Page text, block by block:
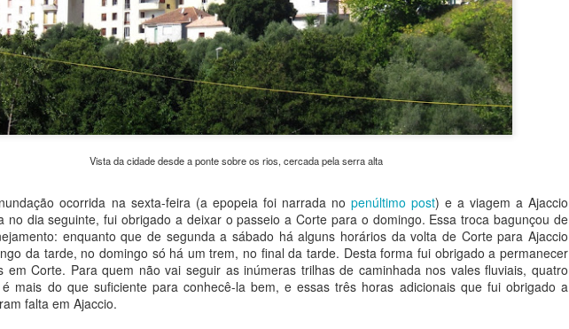
Vista da cidade desde a ponte sobre os rios, cercada pela serra alta
ocorrida na sexta-feira (a epopeia foi narrada no penúltimo post) e a viagem a Ajaccio
no dia seguinte, fui obrigado a deixar o passeio a Corte para o domingo. Essa troca bagunçou de
enquanto que de segunda a sábado há alguns horários da volta de Corte para Ajaccio
da tarde, no domingo só há um trem, no final da tarde. Desta forma fui obrigado a permanecer
em Corte. Para quem não vai seguir as inúmeras trilhas de caminhada nos vales fluviais, quatro
mais do que suficiente para conhecê-la bem, e essas três horas adicionais que fui obrigado a
falta em Ajaccio.
DEC
14
Zakopane, a estância polonesa nos Cárpatos
Zakopane é uma das mais famosas estâncias polonesas,
localizada aos pés dos Cárpatos, que ali servem de fronteira com
a Eslováquia. Tem atrações naturais e culturais para todos os gostos.
Além das estações de esqui que atraem milhões de visitantes no
parque nacional que ocupa a floresta nos Tatras, como é conhecido o
Visitei Zakopane em bate-volta a partir de Cracóvia.
NOV
21
Świdnica e a Igreja da Paz
Świdnica (que se pronuncia aproximadamente chfidnítsa) é uma
cidade pequena de 55.000 habitantes situada na Baixa Silésia,